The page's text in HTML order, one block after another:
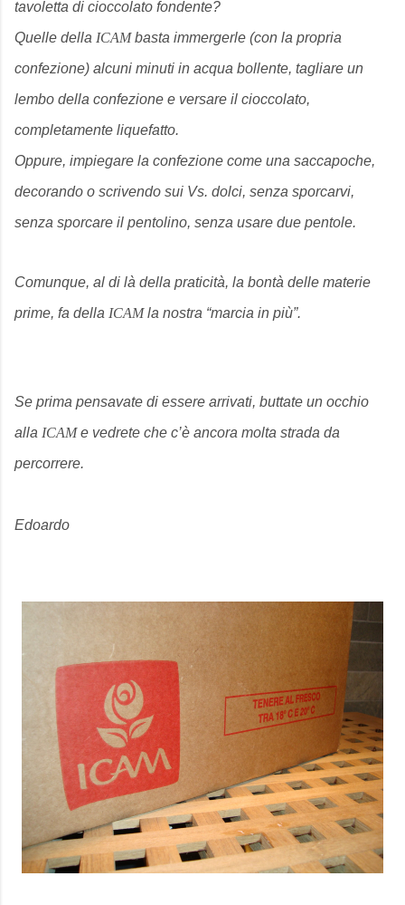
tavoletta di cioccolato fondente?
Quelle della ICAMbasta immergerle (con la propria
confezione) alcuni minuti in acqua bollente, tagliare un
lembo della confezione e versare il cioccolato,
completamente liquefatto.
Oppure, impiegare la confezione come una saccapoche,
decorando o scrivendo sui Vs. dolci, senza sporcarvi,
senza sporcare il pentolino, senza usare due pentole.
Comunque, al di là della praticità, la bontà delle materie
prime, fa della ICAMla nostra “marcia in più”.
Se prima pensavate di essere arrivati, buttate un occhio
alla ICAMe vedrete che c’è ancora molta strada da
percorrere.
Edoardo